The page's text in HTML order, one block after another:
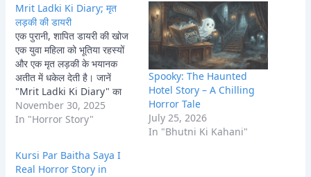
Mrit Ladki Ki Diary; मृत
लड़की की डायरी
एक पुरानी, शापित डायरी की खोज
एक युवा महिला को भूतिया रहस्यों
और एक मृत लड़की के भयानक
अतीत में धकेल देती है। जानें
"Mrit Ladki Ki Diary" का
खौफनाक सच।
November 30, 2025
In "Horror Story"
Spooky: The Haunted
Hotel Story – A Chilling
Horror Tale
July 25, 2026
In "Bhutni Ki Kahani"
Kursi Par Baitha Saya I
Real Horror Story in